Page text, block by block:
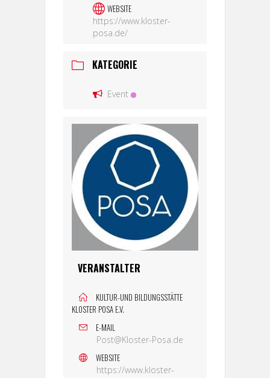
WEBSITE
https://www.kloster-
posa.de/
KATEGORIE
Event
VERANSTALTER
KULTUR-UND BILDUNGSSTÄTTE
KLOSTER POSA E.V.
E-MAIL
Post@Kloster-Posa.de
WEBSITE
https://www.kloster-